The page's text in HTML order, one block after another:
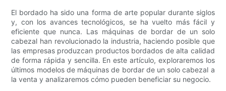
El bordado ha sido una forma de arte popular durante siglos
y, con los avances tecnológicos, se ha vuelto más fácil y
eficiente que nunca. Las máquinas de bordar de un solo
cabezal han revolucionado la industria, haciendo posible que
las empresas produzcan productos bordados de alta calidad
de forma rápida y sencilla. En este artículo, exploraremos los
últimos modelos de máquinas de bordar de un solo cabezal a
la venta y analizaremos cómo pueden beneficiar su negocio.